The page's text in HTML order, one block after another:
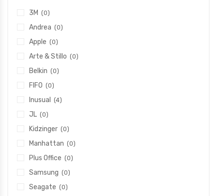
3M (0)
Andrea (0)
Apple (0)
Arte & Stillo (0)
Belkin (0)
FIFO (0)
Inusual (4)
JL (0)
Kidzinger (0)
Manhattan (0)
Plus Office (0)
Samsung (0)
Seagate (0)